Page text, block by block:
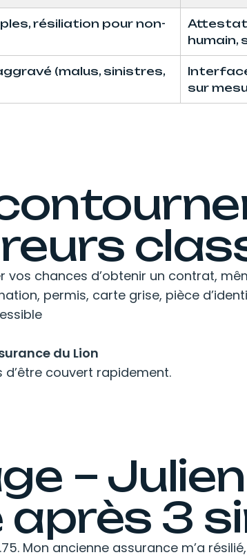
résiliation pour non-
humain,
(malus, sinistres,
sur
chances d’obtenir un contrat,
permis, carte grise, pièce
du Lion
d’être couvert rapidement.
–
après 3
Mon ancienne assurance m’a